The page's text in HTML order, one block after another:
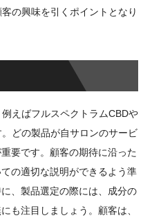
の興味を引くポイントとなり
えばフルスペクトラムCBDや
どの製品が自サロンのサービ
要です。顧客の期待に沿った
の適切な説明ができるよう準
、製品選定の際には、成分の
も注目しましょう。顧客は、